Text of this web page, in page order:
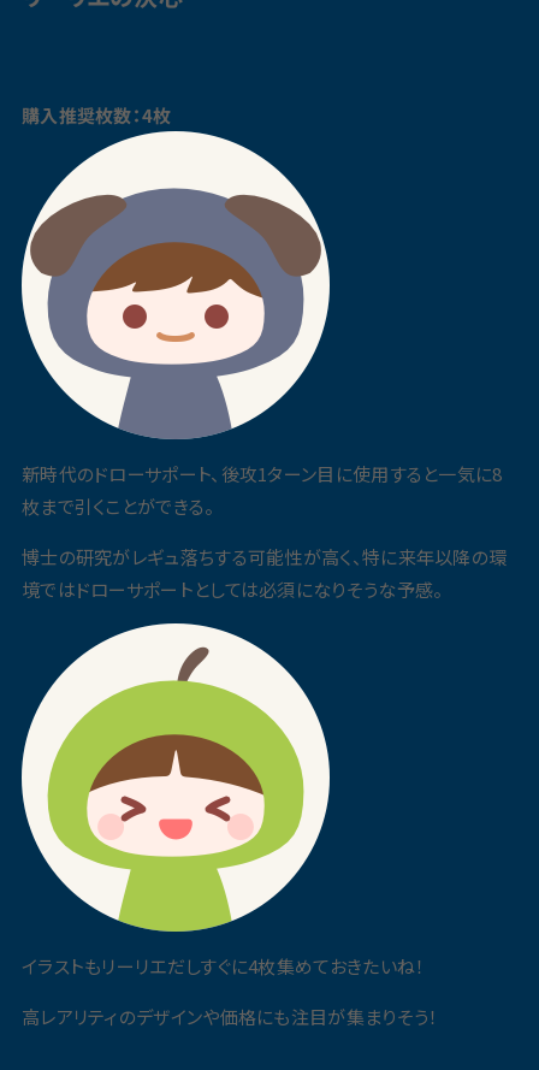
購入推奨枚数：4枚
新時代のドローサポート、後攻1ターン目に使用すると一気に8
枚まで引くことができる。
博士の研究がレギュ落ちする可能性が高く、特に来年以降の環
境ではドローサポートとしては必須になりそうな予感。
イラストもリーリエだしすぐに4枚集めておきたいね！
高レアリティのデザインや価格にも注目が集まりそう！